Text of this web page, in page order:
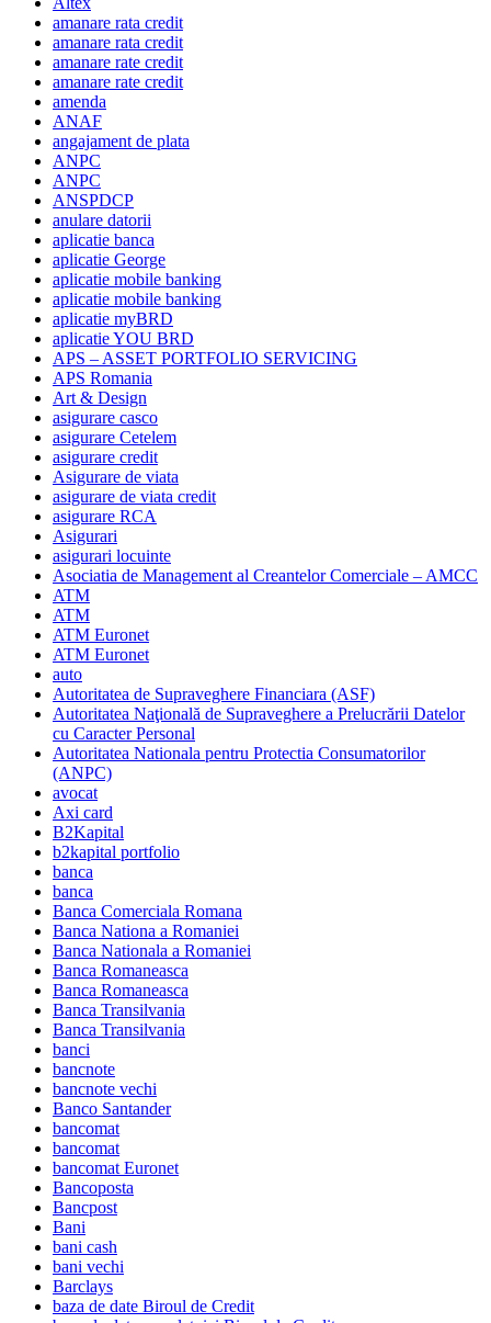
amanare rata credit
amanare rata credit
amanare rate credit
amanare rate credit
amenda
ANAF
angajament de plata
ANPC
ANPC
ANSPDCP
anulare datorii
aplicatie banca
aplicatie George
aplicatie mobile banking
aplicatie mobile banking
aplicatie myBRD
aplicatie YOU BRD
APS – ASSET PORTFOLIO SERVICING
APS Romania
Art & Design
asigurare casco
asigurare Cetelem
asigurare credit
Asigurare de viata
asigurare de viata credit
asigurare RCA
Asigurari
asigurari locuinte
Asociatia de Management al Creantelor Comerciale – AMCC
ATM
ATM
ATM Euronet
ATM Euronet
auto
Autoritatea de Supraveghere Financiara (ASF)
Autoritatea Naţională de Supraveghere a Prelucrării Datelor
cu Caracter Personal
Autoritatea Nationala pentru Protectia Consumatorilor
(ANPC)
avocat
Axi card
B2Kapital
b2kapital portfolio
banca
banca
Banca Comerciala Romana
Banca Nationa a Romaniei
Banca Nationala a Romaniei
Banca Romaneasca
Banca Romaneasca
Banca Transilvania
Banca Transilvania
banci
bancnote
bancnote vechi
Banco Santander
bancomat
bancomat
bancomat Euronet
Bancoposta
Bancpost
Bani
bani cash
bani vechi
Barclays
baza de date Biroul de Credit